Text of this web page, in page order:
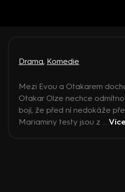
Drama, Komedie
Mezi Evou a Otakarem
Otakar Olze nechce
bojí, že před ní nedokáže
Mariaminy testy jsou z ... Více